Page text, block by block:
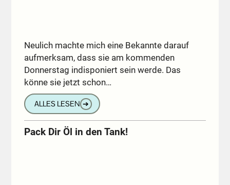
Neulich machte mich eine Bekannte darauf
aufmerksam, dass sie am kommenden
Donnerstag indisponiert sein werde. Das
könne sie jetzt schon…
ALLES LESEN ➔
Pack Dir Öl in den Tank!